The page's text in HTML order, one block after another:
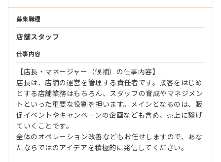
募集職種
店舗スタッフ
仕事内容
【店長・マネージャー（候補）の仕事内容】
店長は、店舗の運営を管理する責任者です。接客をはじめ
とする店舗業務はもちろん、スタッフの育成やマネジメン
トといった重要な役割を担います。メインとなるのは、販
促イベントやキャンペーンの企画なども含め、売上に繋げ
ていくことです。
全体のオペレーション改善などもお任せしますので、あな
たならではのアイデアを積極的に発信してください。